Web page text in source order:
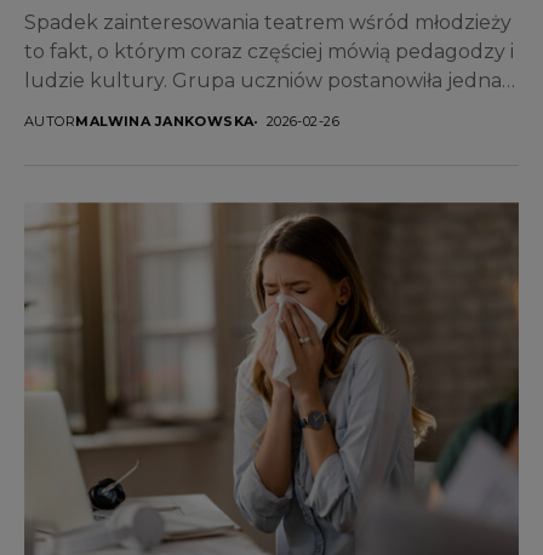
Spadek zainteresowania teatrem wśród młodzieży
to fakt, o którym coraz częściej mówią pedagodzy i
ludzie kultury. Grupa uczniów postanowiła jednak
AUTORMALWINA JANKOWSKA 2026-02-26